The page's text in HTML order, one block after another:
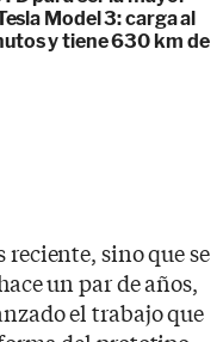
Model 3: carga al
y tiene 630 km de
sino que se
un par de años,
el trabajo que